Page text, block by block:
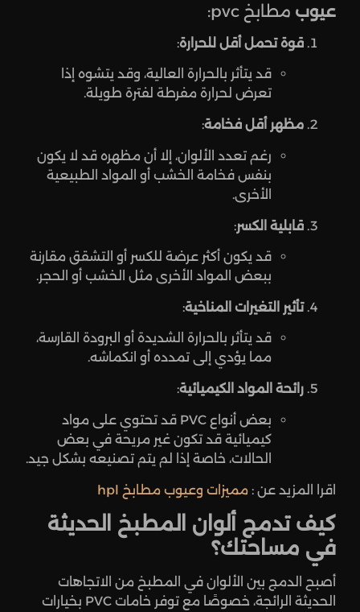
عيوب مطابخ pvc:
قوة تحمل أقل للحرارة:
قد يتأثر بالحرارة العالية، وقد يتشوه إذا
تعرض لحرارة مفرطة لفترة طويلة.
مظهر أقل فخامة:
رغم تعدد الألوان، إلا أن مظهره قد لا يكون
بنفس فخامة الخشب أو المواد الطبيعية
الأخرى.
قابلية الكسر:
قد يكون أكثر عرضة للكسر أو التشقق مقارنة
ببعض المواد الأخرى مثل الخشب أو الحجر.
تأثير التغيرات المناخية:
قد يتأثر بالحرارة الشديدة أو البرودة القارسة،
مما يؤدي إلى تمدده أو انكماشه.
رائحة المواد الكيميائية:
بعض أنواع PVC قد تحتوي على مواد
كيميائية قد تكون غير مريحة في بعض
الحالات، خاصة إذا لم يتم تصنيعه بشكل جيد.
اقرا المزيد عن : مميزات وعيوب مطابخ hpl
كيف تدمج ألوان المطبخ الحديثة
في مساحتك؟
أصبح الدمج بين الألوان في المطبخ من الاتجاهات
الحديثة الرائجة، خصوصًا مع توفر خامات PVC بخيارات